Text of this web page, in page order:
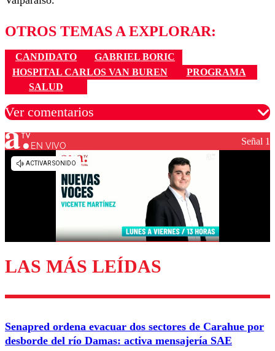
OTROS TEMAS A EXPLORAR:
CANDIDATO
GABRIEL BORIC
HOSPITAL CARLOS VAN BUREN
PROGRAMA
SALUD
Ver comentarios
Los comentarios son moderados para garantizar un
diálogo respetuoso.
Enviar comentario
EN VIVO Señal 1
LAS MÁS LEÍDAS
Senapred ordena evacuar dos sectores de Carahue por
desborde del río Damas: activa mensajería SAE